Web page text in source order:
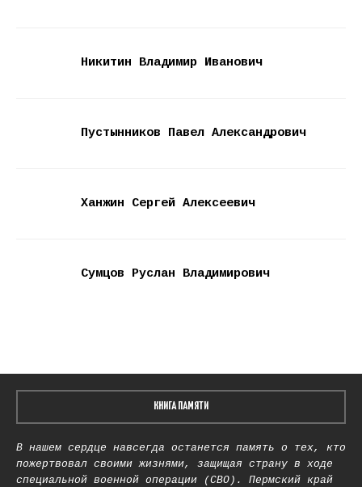
Никитин Владимир Иванович
Пустынников Павел Александрович
Ханжин Сергей Алексеевич
Сумцов Руслан Владимирович
КНИГА ПАМЯТИ
В нашем сердце навсегда останется память о тех, кто
пожертвовал своими жизнями, защищая страну в ходе
специальной военной операции (СВО). Пермский край